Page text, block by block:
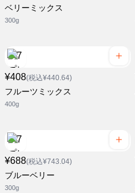
ベリーミックス
300g
¥408(税込¥440.64)
フルーツミックス
400g
¥688(税込¥743.04)
ブルーベリー
300g